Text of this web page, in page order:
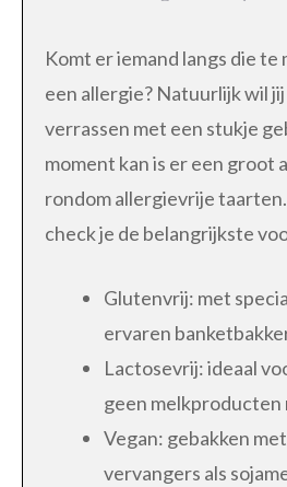
Komt er iemand langs die
een allergie? Natuurlijk wil
verrassen met een stukje
moment kan is er een groot
rondom allergievrije
check je de belangrijkste
Glutenvrij: met
ervaren
Lactosevrij: ideaal
geen melkproducten
Vegan: gebakken
vervangers als